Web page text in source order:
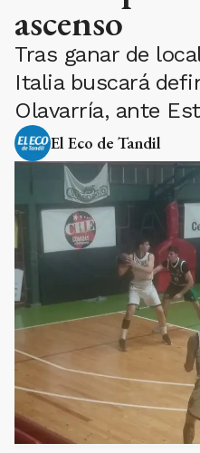
ascenso
Tras ganar de
Italia buscará
Olavarría, ante
El Eco de Tandil